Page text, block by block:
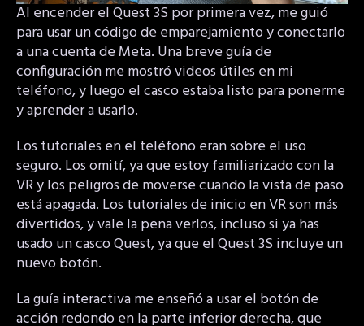
Al encender el Quest 3S por primera vez, me guió
para usar un código de emparejamiento y conectarlo
a una cuenta de Meta. Una breve guía de
configuración me mostró videos útiles en mi
teléfono, y luego el casco estaba listo para ponerme
y aprender a usarlo.
Los tutoriales en el teléfono eran sobre el uso
seguro. Los omití, ya que estoy familiarizado con la
VR y los peligros de moverse cuando la vista de paso
está apagada. Los tutoriales de inicio en VR son más
divertidos, y vale la pena verlos, incluso si ya has
usado un casco Quest, ya que el Quest 3S incluye un
nuevo botón.
La guía interactiva me enseñó a usar el botón de
acción redondo en la parte inferior derecha, que